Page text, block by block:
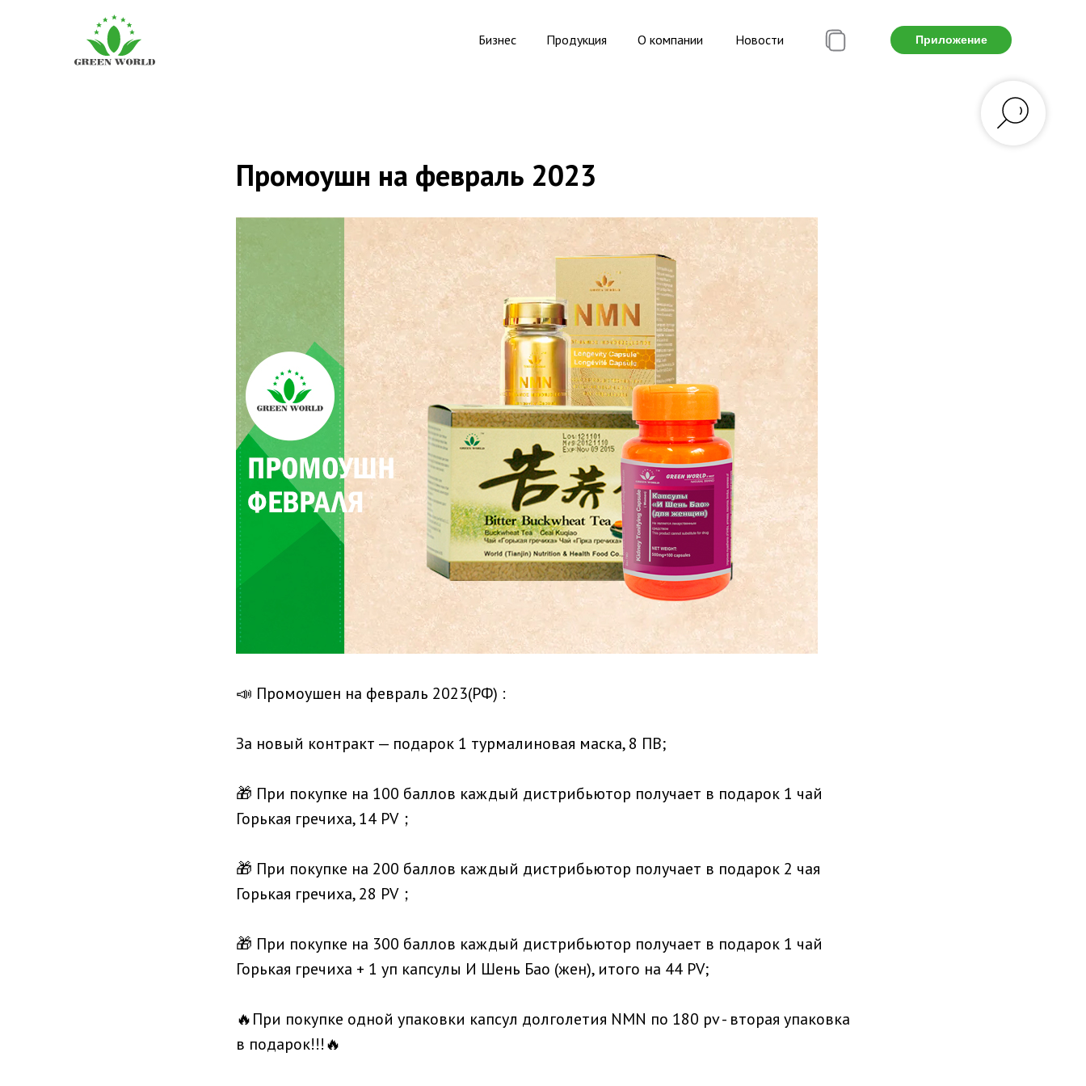
Бизнес Продукция О компании Новости Приложение
Промоушн на февраль 2023
📣 Промоушен на февраль 2023(РФ) :
За новый контракт — подарок 1 турмалиновая маска, 8 ПВ;
🎁 При покупке на 100 баллов каждый дистрибьютор получает в подарок 1 чай
Горькая гречиха, 14 PV；
🎁 При покупке на 200 баллов каждый дистрибьютор получает в подарок 2 чая
Горькая гречиха, 28 PV；
🎁 При покупке на 300 баллов каждый дистрибьютор получает в подарок 1 чай
Горькая гречиха + 1 уп капсулы И Шень Бао (жен), итого на 44 PV;
🔥При покупке одной упаковки капсул долголетия NMN по 180 pv - вторая упаковка
в подарок!!!🔥